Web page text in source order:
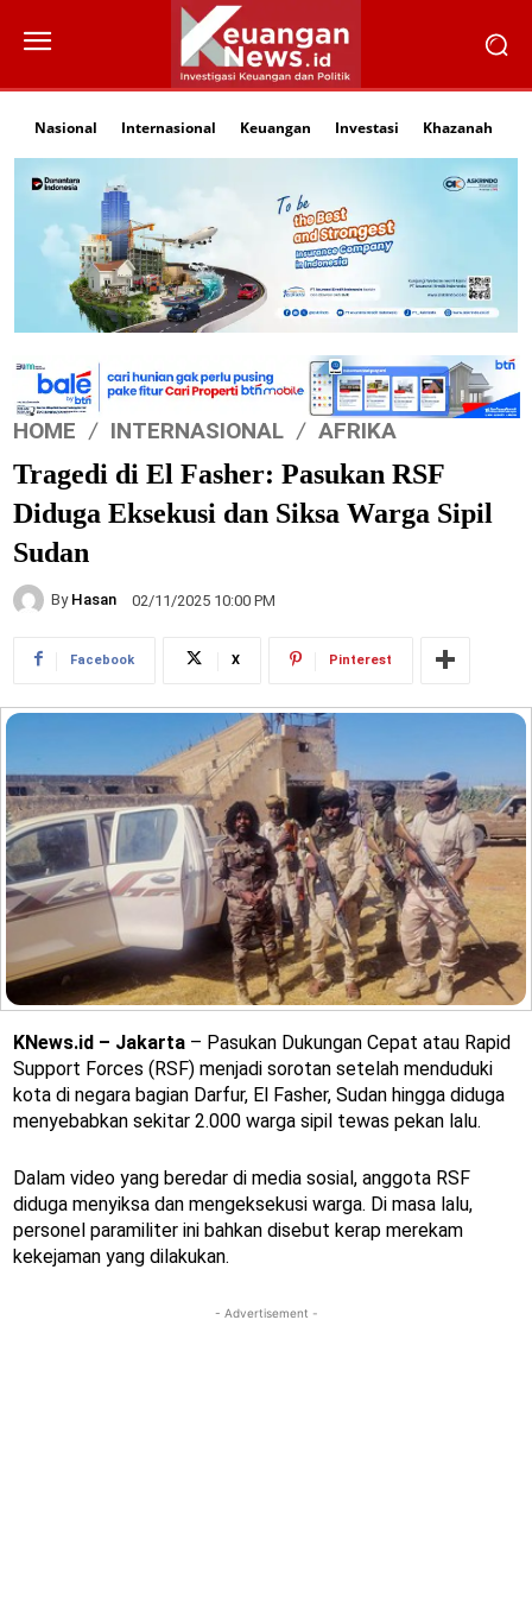
Nasional Internasional Keuangan Investasi Khazanah
HOME INTERNASIONAL AFRIKA
Tragedi di El Fasher: Pasukan RSF
Diduga Eksekusi dan Siksa Warga Sipil
Sudan
By Hasan 02/11/2025 10:00 PM
Facebook X Pinterest
KNews.id – Jakarta – Pasukan Dukungan Cepat atau Rapid
Support Forces (RSF) menjadi sorotan setelah menduduki
kota di negara bagian Darfur, El Fasher, Sudan hingga diduga
menyebabkan sekitar 2.000 warga sipil tewas pekan lalu.
Dalam video yang beredar di media sosial, anggota RSF
diduga menyiksa dan mengeksekusi warga. Di masa lalu,
personel paramiliter ini bahkan disebut kerap merekam
kekejaman yang dilakukan.
- Advertisement -